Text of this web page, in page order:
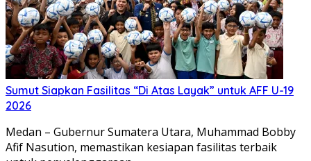
Sumut Siapkan Fasilitas “Di Atas Layak” untuk AFF U-19
2026
Medan – Gubernur Sumatera Utara, Muhammad Bobby
Afif Nasution, memastikan kesiapan fasilitas terbaik